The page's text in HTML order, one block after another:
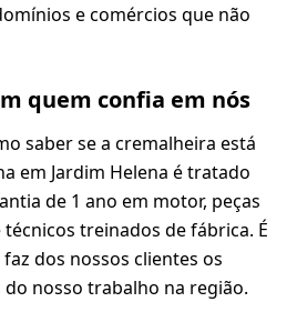
e comércios que não
quem confia em nós
saber se a cremalheira está
em Jardim Helena é tratado
de 1 ano em motor, peças
treinados de fábrica. É
dos nossos clientes os
nosso trabalho na região.